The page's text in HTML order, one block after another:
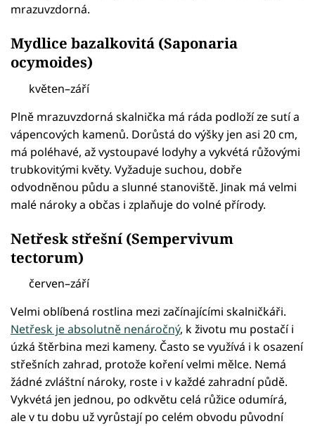
mrazuvzdorná.
Mydlice bazalkovitá (Saponaria
ocymoides)
květen–září
Plně mrazuvzdorná skalnička má ráda podloží ze sutí a
vápencových kamenů. Dorůstá do výšky jen asi 20 cm,
má poléhavé, až vystoupavé lodyhy a vykvétá růžovými
trubkovitými květy. Vyžaduje suchou, dobře
odvodněnou půdu a slunné stanoviště. Jinak má velmi
malé nároky a občas i zplaňuje do volné přírody.
Netřesk střešní (Sempervivum
tectorum)
červen–září
Velmi oblíbená rostlina mezi začínajícími skalničkáři.
Netřesk je absolutně nenáročný, k životu mu postačí i
úzká štěrbina mezi kameny. Často se využívá i k osazení
střešních zahrad, protože koření velmi mělce. Nemá
žádné zvláštní nároky, roste i v každé zahradní půdě.
Vykvétá jen jednou, po odkvětu celá růžice odumírá,
ale v tu dobu už vyrůstají po celém obvodu původní